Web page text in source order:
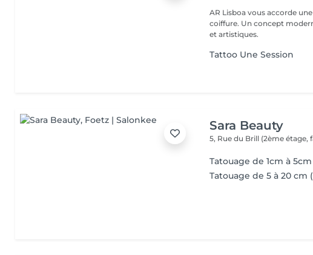
AR Lisboa vous accorde
coiffure. Un concept
et artistiques.
Tattoo Une Session
Sara Beauty
5, Rue du Brill (2ème étage,
Tatouage de 1cm à
Tatouage de 5 à 20 cm